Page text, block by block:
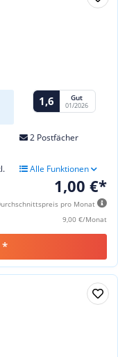
1,6 Gut
01/2026
2 Postfächer
Alle Funktionen
1,00 €*
pro Monat
9,00 €/Monat
*